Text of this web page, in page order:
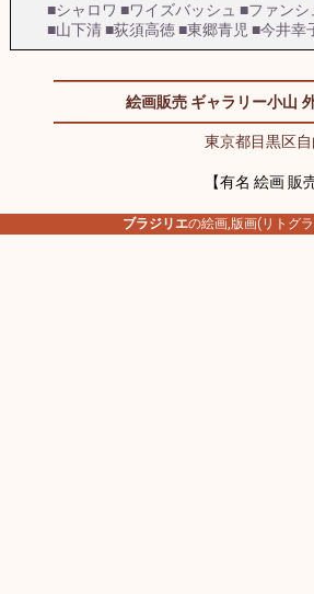
■シャロワ ■ワイズバッシュ ■ファンシ
■山下清■荻須高徳■東郷青児 ■今井幸
絵画販売 ギャラリー小山
東京都目黒区
【有名 絵画
ブラジリエの絵画,版画(リトグ